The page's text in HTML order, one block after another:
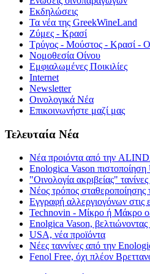
Εκδηλώσεις
Τα νέα της GreekWineLand
Ζύμες - Κρασί
Τρύγος - Μούστος - Κρασί -
Νομοθεσία Οίνου
Εμφιαλωμένες Ποικιλίες
Internet
Newsletter
Οινολογικά Νέα
Επικοινωνήστε μαζί μας
Τελευταία Νέα
Νέα προιόντα από την
Enologica Vason
"Οινολογία ακριβείας"
Νέος τρόπος
Εγγραφή αλλεργιογόνων στις
Technovin - Μίκρο ή Μάκρο
Enolgica Vason, βελτιώνοντας
USA, νέα προïόντα
Νέες ταννίνες από την
Fenol Free, όχι πλέον